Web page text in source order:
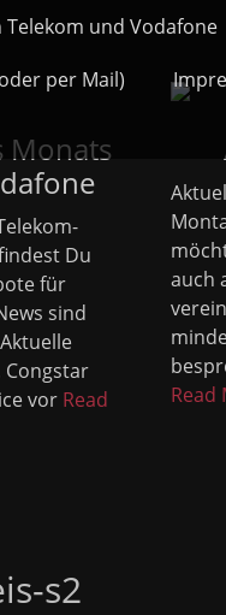
und Vodafone
per Mail)
Monats
Du
für
sind
Congstar
vor Read
auch
Read
s2